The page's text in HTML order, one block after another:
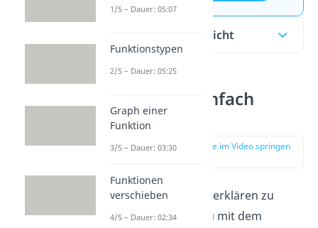
Inhaltsübersicht
Polstelle einfach
erklärt
zur Stelle im Video springen
Um eine Polstelle erklären zu
können, musst du mit dem
1/5 – Dauer: 05:07
Funktionstypen
2/5 – Dauer: 05:25
Graph einer
Funktion
3/5 – Dauer: 03:30
Funktionen
verschieben
4/5 – Dauer: 02:34